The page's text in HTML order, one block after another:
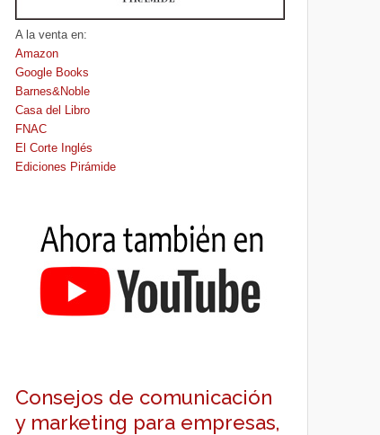
A la venta en:
Amazon
Google Books
Barnes&Noble
Casa del Libro
FNAC
El Corte Inglés
Ediciones Pirámide
Consejos de comunicación
y marketing para empresas,